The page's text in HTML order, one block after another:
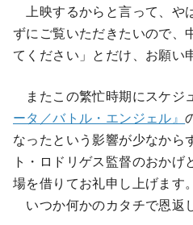
上映するからと言って、や
ずにご覧いただきたいので、
てください」とだけ、お願い
またこの繁忙時期にスケジ
ータ／バトル・エンジェル』
なったという影響が少なから
ト・ロドリゲス監督のおか
場を借りてお礼申し上げます。
いつか何かのカタチで恩返